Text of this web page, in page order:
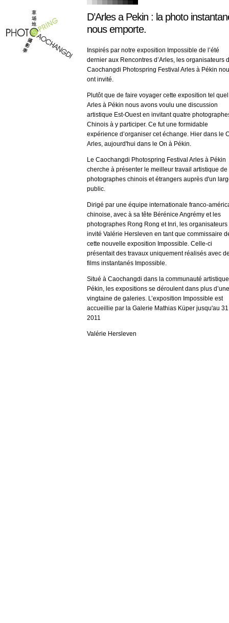
D’Arles a Pekin : la photo
nous emporte.
Inspirés par notre exposition Impossible de l’été
dernier aux Rencontres d’Arles, les organisateurs
Caochangdi Photospring Festival Arles à Pékin
ont invité.
Plutôt que de faire voyager cette exposition tel
Arles à Pékin nous avons voulu une discussion
artistique Est-Ouest en invitant quatre
Chinois à y participer. Ce fut une formidable
expérience d’organiser cet échange. Hier dans le
Arles, aujourd'hui dans le On à Pékin.
Le Caochangdi Photospring Festival Arles à Pékin
cherche à présenter le meilleur travail artistique de
photographes chinois et étrangers auprès d'un
public.
Dirigé par une équipe internationale franco-
chinoise, avec à sa tête Bérénice Angrémy et les
photographes Rong Rong et Inri, les organisateurs
invité Valérie Hersleven en tant que commissaire
cette nouvelle exposition Impossible. Celle-ci
présentait des travaux uniquement réalisés avec
films instantanés Impossible.
Situé à Caochangdi dans la communauté
Pékin, les expositions se déroulent dans plus d’une
vingtaine de galeries. L’exposition Impossible est
accueillie par la Galerie Mathias Küper jusqu'au
2011
Valérie Hersleven